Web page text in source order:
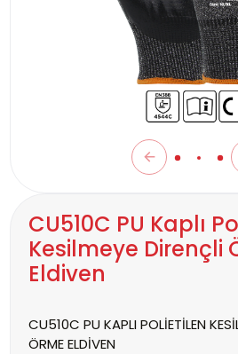
CU510C PU Kaplı
Kesilmeye Dirençli
Eldiven
CU510C PU KAPLI POLİETİLEN
ÖRMEELDİVEN